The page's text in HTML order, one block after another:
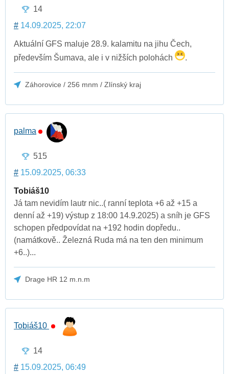
14
# 14.09.2025, 22:07
Aktuální GFS maluje 28.9. kalamitu na jihu Čech,
především Šumava, ale i v nižších polohách
.
Záhorovice / 256 mnm / Zlínský kraj
palma
515
# 15.09.2025, 06:33
Tobiáš10
Já tam nevidím lautr nic..( ranní teplota +6 až +15 a
denní až +19) výstup z 18:00 14.9.2025) a sníh je GFS
schopen předpovídat na +192 hodin dopředu..
(namátkově.. Železná Ruda má na ten den minimum
+6..)...
Drage HR 12 m.n.m
Tobiáš10
14
# 15.09.2025, 06:49